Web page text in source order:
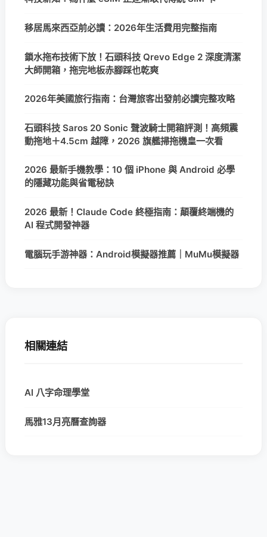
移居馬來西亞前必讀：2026年生活費用完整指南
鎖水拖布技術下放！石頭科技 Qrevo Edge 2 深度清潔
大師開箱，拖完地板赤腳踩也乾爽
2026年美國旅行指南：台灣旅客出發前必讀完整攻略
石頭科技 Saros 20 Sonic 聲波騎士開箱評測！高頻震
動拖地＋4.5cm 越障，2026 旗艦掃拖機皇一次看
2026 最新手機教學：10 個 iPhone 與 Android 必學
的隱藏功能與省電秘訣
2026 最新！Claude Code 終極指南：顛覆終端機的
AI 程式開發神器
電腦玩手游神器：Android模擬器推薦｜MuMu模擬器
相關連結
AI 八字命理學堂
馬雅13月亮曆查詢器